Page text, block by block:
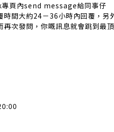
頁內send message給同事仔
時間大約24－36小時內回覆，
再次發問，你嘅訊息就會跳到最